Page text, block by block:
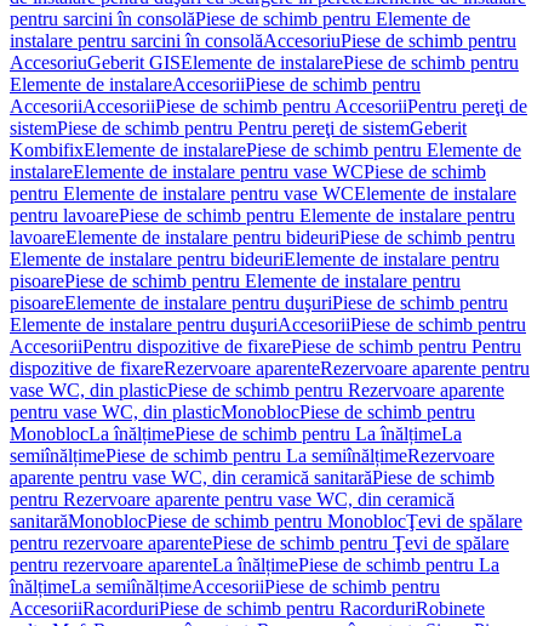
pentru sarcini în consolăPiese de schimb pentru Elemente de
instalare pentru sarcini în consolăAccesoriuPiese de schimb pentru
AccesoriuGeberit GISElemente de instalarePiese de schimb pentru
Elemente de instalareAccesoriiPiese de schimb pentru
AccesoriiAccesoriiPiese de schimb pentru AccesoriiPentru pereţi de
sistemPiese de schimb pentru Pentru pereţi de sistemGeberit
KombifixElemente de instalarePiese de schimb pentru Elemente de
instalareElemente de instalare pentru vase WCPiese de schimb
pentru Elemente de instalare pentru vase WCElemente de instalare
pentru lavoarePiese de schimb pentru Elemente de instalare pentru
lavoareElemente de instalare pentru bideuriPiese de schimb pentru
Elemente de instalare pentru bideuriElemente de instalare pentru
pisoarePiese de schimb pentru Elemente de instalare pentru
pisoareElemente de instalare pentru duşuriPiese de schimb pentru
Elemente de instalare pentru duşuriAccesoriiPiese de schimb pentru
AccesoriiPentru dispozitive de fixarePiese de schimb pentru Pentru
dispozitive de fixareRezervoare aparenteRezervoare aparente pentru
vase WC, din plasticPiese de schimb pentru Rezervoare aparente
pentru vase WC, din plasticMonoblocPiese de schimb pentru
MonoblocLa înălțimePiese de schimb pentru La înălțimeLa
semiînălțimePiese de schimb pentru La semiînălțimeRezervoare
aparente pentru vase WC, din ceramică sanitarăPiese de schimb
pentru Rezervoare aparente pentru vase WC, din ceramică
sanitarăMonoblocPiese de schimb pentru MonoblocŢevi de spălare
pentru rezervoare aparentePiese de schimb pentru Ţevi de spălare
pentru rezervoare aparenteLa înălțimePiese de schimb pentru La
înălțimeLa semiînălțimeAccesoriiPiese de schimb pentru
AccesoriiRacorduriPiese de schimb pentru RacorduriRobinete